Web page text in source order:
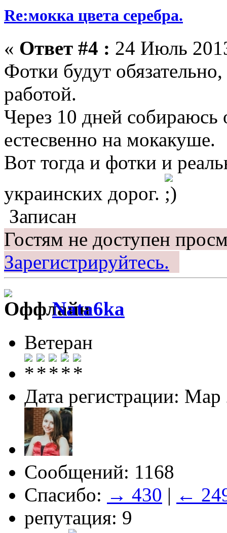
Re:мокка цвета серебра.
« Ответ #4 : 24 Июль
Фотки будут
работой.
Через 10 дней собираюсь
естесвенно на мокакуше.
Вот тогда и фотки и
украинских дорог.
Записан
Гостям не доступен
Зарегистрируйтесь.
Nata6ka
Ветеран
Дата регистрации: Мар
Сообщений: 1168
Спасибо: → 430 | ←
репутация: 9